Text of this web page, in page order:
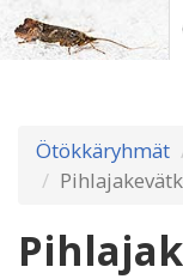
Ötökkäryhmät